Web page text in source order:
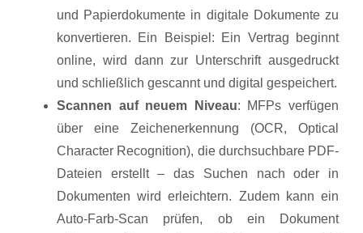
und Papierdokumente in digitale Dokumente zu
konvertieren. Ein Beispiel: Ein Vertrag beginnt
online, wird dann zur Unterschrift ausgedruckt
und schließlich gescannt und digital gespeichert.
Scannen auf neuem Niveau: MFPs verfügen
über eine Zeichenerkennung (OCR, Optical
Character Recognition), die durchsuchbare PDF-
Dateien erstellt – das Suchen nach oder in
Dokumenten wird erleichtern. Zudem kann ein
Auto-Farb-Scan prüfen, ob ein Dokument